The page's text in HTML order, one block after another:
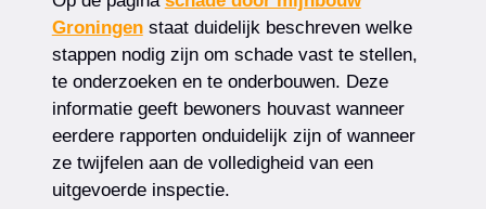
Groningenstaat duidelijk beschreven welke
stappen nodig zijn om schade vast te stellen,
te onderzoeken en te onderbouwen. Deze
informatie geeft bewoners houvast wanneer
eerdere rapporten onduidelijk zijn of wanneer
ze twijfelen aan de volledigheid van een
uitgevoerde inspectie.